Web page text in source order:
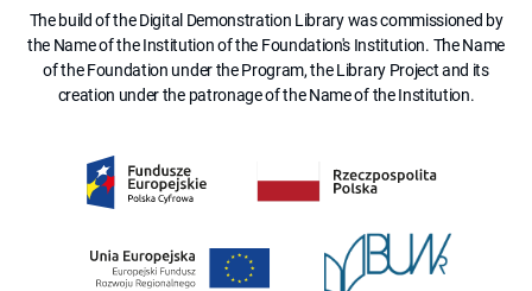
The build of the Digital Demonstration Library was commissioned by
the Name of the Institution of the Foundation's Institution. The Name
of the Foundation under the Program, the Library Project and its
creation under the patronage of the Name of the Institution.